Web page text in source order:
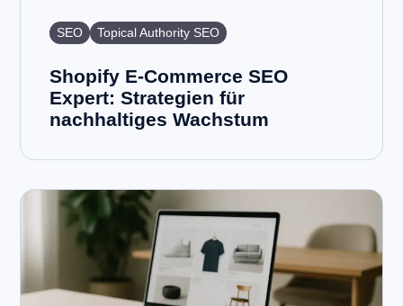
SEO Topical Authority SEO
Shopify E-Commerce SEO
Expert: Strategien für
nachhaltiges Wachstum